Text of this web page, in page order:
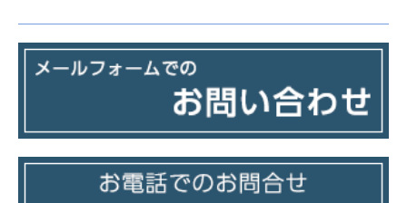
お問い合わせ
Corporate profile